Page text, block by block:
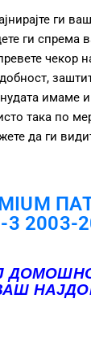
ги
ги спрема
чекор
имаме
така по
да ги
3 2003-